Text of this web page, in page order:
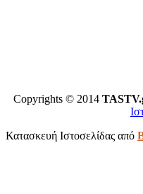
Copyrights © 2014
Κατασκευή Ιστοσελίδας από